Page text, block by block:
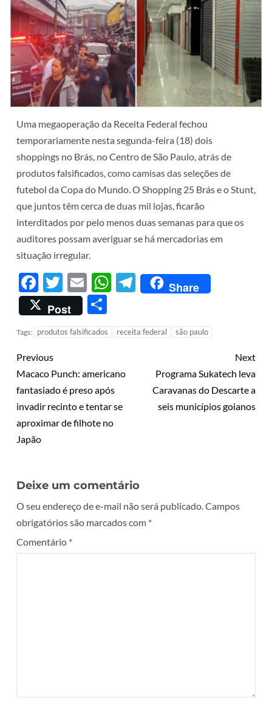
Uma megaoperação da Receita Federal fechou
temporariamente nesta segunda-feira (18) dois
shoppings no Brás, no Centro de São Paulo, atrás de
produtos falsificados, como camisas das seleções de
futebol da Copa do Mundo. O Shopping 25 Brás e o Stunt,
que juntos têm cerca de duas mil lojas, ficarão
interditados por pelo menos duas semanas para que os
auditores possam averiguar se há mercadorias em
situação irregular.
Facebook
Twitter
EmailWhatsApp
Telegram
Share
Post
Tags: produtos falsificados receita federal são paulo
Previous
Macaco Punch: americano
fantasiado é preso após
invadir recinto e tentar se
aproximar de filhote no
Japão
Next
Programa Sukatech leva
Caravanas do Descarte a
seis municípios goianos
Deixe um comentário
O seu endereço de e-mail não será publicado.Campos
obrigatórios são marcados com *
Comentário *